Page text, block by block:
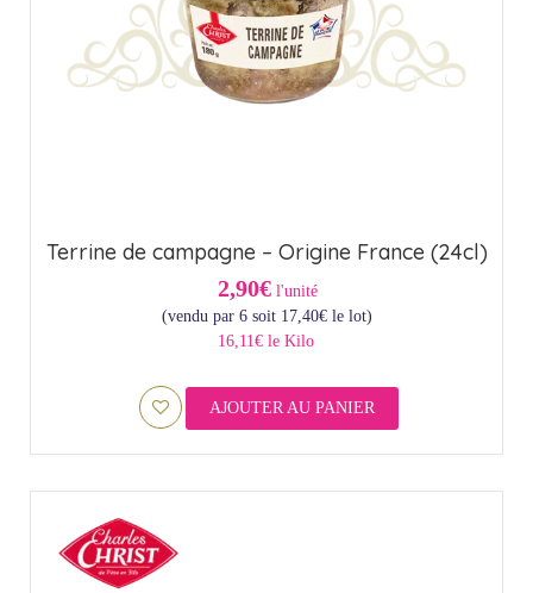
Terrine de campagne – Origine France (24cl)
2,90€ l'unité
(vendu par 6 soit 17,40€le lot)
16,11€ le Kilo
AJOUTER AU PANIER